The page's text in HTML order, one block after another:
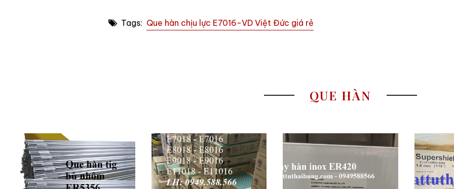
Tags: Que hàn chịu lực E7016-VD Việt Đức giá rẻ
QUE HÀN